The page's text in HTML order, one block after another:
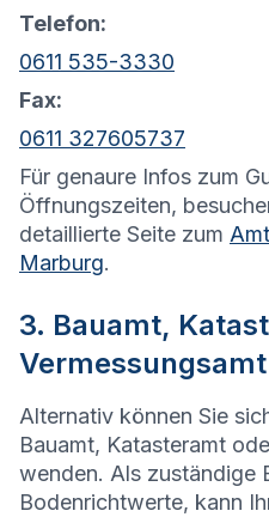
Telefon:
0611 535-3330
Fax:
0611 327605737
Für genaure Infos zum
Öffnungszeiten,
detaillierte Seite zum
Marburg.
3. Bauamt,
Vermessungsamt
Alternativ können Sie
Bauamt, Katasteramt
wenden. Als zuständige
Bodenrichtwerte, kann